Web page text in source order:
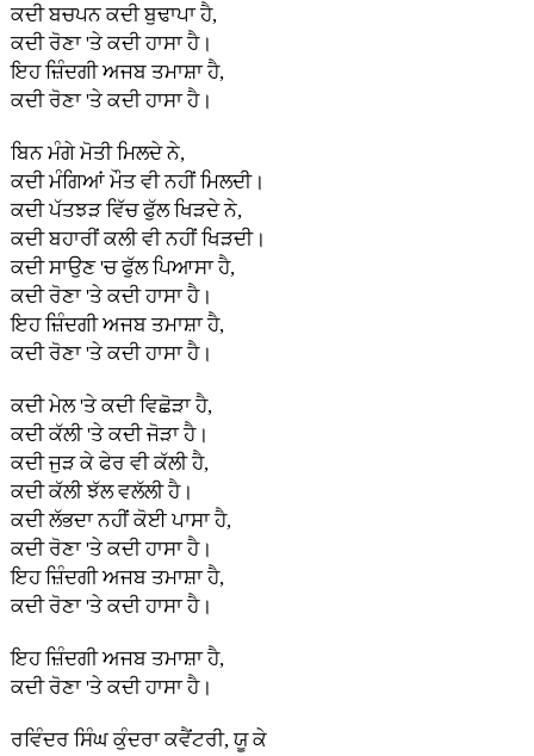
ਕਦੀ ਬਚਪਨ ਕਦੀ ਬੁਢਾਪਾ ਹੈ,
ਕਦੀ ਰੋਣਾ 'ਤੇ ਕਦੀ ਹਾਸਾ ਹੈ।
ਇਹ ਜ਼ਿੰਦਗੀ ਅਜਬ ਤਮਾਸ਼ਾ ਹੈ,
ਕਦੀ ਰੋਣਾ 'ਤੇ ਕਦੀ ਹਾਸਾ ਹੈ।
ਬਿਨ ਮੰਗੇ ਮੋਤੀ ਮਿਲਦੇ ਨੇ,
ਕਦੀ ਮੰਗਿਆਂ ਮੌਤ ਵੀ ਨਹੀਂ ਮਿਲਦੀ।
ਕਦੀ ਪੱਤਝੜ ਵਿੱਚ ਫੁੱਲ ਖਿੜਦੇ ਨੇ,
ਕਦੀ ਬਹਾਰੀਂ ਕਲੀ ਵੀ ਨਹੀਂ ਖਿੜਦੀ।
ਕਦੀ ਸਾਉਣ 'ਚ ਫੁੱਲ ਪਿਆਸਾ ਹੈ,
ਕਦੀ ਰੋਣਾ 'ਤੇ ਕਦੀ ਹਾਸਾ ਹੈ।
ਇਹ ਜ਼ਿੰਦਗੀ ਅਜਬ ਤਮਾਸ਼ਾ ਹੈ,
ਕਦੀ ਰੋਣਾ 'ਤੇ ਕਦੀ ਹਾਸਾ ਹੈ।
ਕਦੀ ਮੇਲ 'ਤੇ ਕਦੀ ਵਿਛੋੜਾ ਹੈ,
ਕਦੀ ਕੱਲੀ 'ਤੇ ਕਦੀ ਜੋੜਾ ਹੈ।
ਕਦੀ ਜੁੜ ਕੇ ਫੇਰ ਵੀ ਕੱਲੀ ਹੈ,
ਕਦੀ ਕੱਲੀ ਝੱਲ ਵਲੱਲੀ ਹੈ।
ਕਦੀ ਲੱਭਦਾ ਨਹੀਂ ਕੋਈ ਪਾਸਾ ਹੈ,
ਕਦੀ ਰੋਣਾ 'ਤੇ ਕਦੀ ਹਾਸਾ ਹੈ।
ਇਹ ਜ਼ਿੰਦਗੀ ਅਜਬ ਤਮਾਸ਼ਾ ਹੈ,
ਕਦੀ ਰੋਣਾ 'ਤੇ ਕਦੀ ਹਾਸਾ ਹੈ।
ਇਹ ਜ਼ਿੰਦਗੀ ਅਜਬ ਤਮਾਸ਼ਾ ਹੈ,
ਕਦੀ ਰੋਣਾ 'ਤੇ ਕਦੀ ਹਾਸਾ ਹੈ।
ਰਵਿੰਦਰ ਸਿੰਘ ਕੁੰਦਰਾ ਕਵੈਂਟਰੀ, ਯੂ ਕੇ